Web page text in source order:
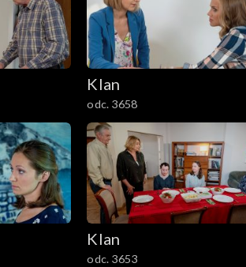
Klan
odc. 3658
Klan
odc. 3653